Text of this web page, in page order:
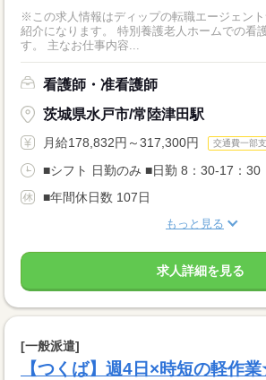
※この求人情報はディップの転職エージェン
紹介になります。 特別養護老人ホームでの看
す。 主なお仕事内容...
看護師・准看護師
茨城県水戸市/常陸津田駅
月給178,832円～317,300円 交通費一部
■シフト 日勤のみ ■日勤 8：30-17：30
■年間休日数 107日
もっと見る
求人詳細を見る
[一般派遣]
【つくば】週4日×時短の軽作